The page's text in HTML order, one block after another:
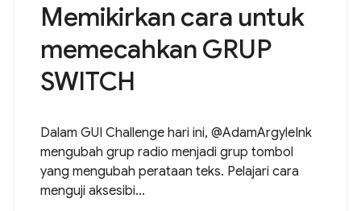
Memikirkan cara untuk
memecahkan GRUP
SWITCH
Dalam GUI Challenge hari ini, @AdamArgyleInk
mengubah grup radio menjadi grup tombol
yang mengubah perataan teks. Pelajari cara
menguji aksesibi...